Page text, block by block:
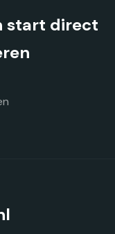
start direct